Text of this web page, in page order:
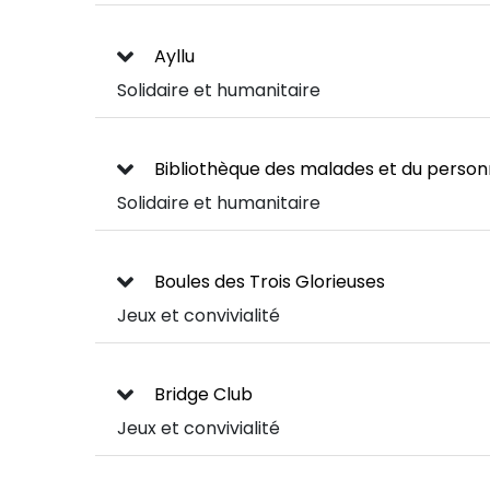
Ayllu
Solidaire et humanitaire
Bibliothèque des malades et du
Solidaire et humanitaire
Boules des Trois Glorieuses
Jeux et convivialité
Bridge Club
Jeux et convivialité